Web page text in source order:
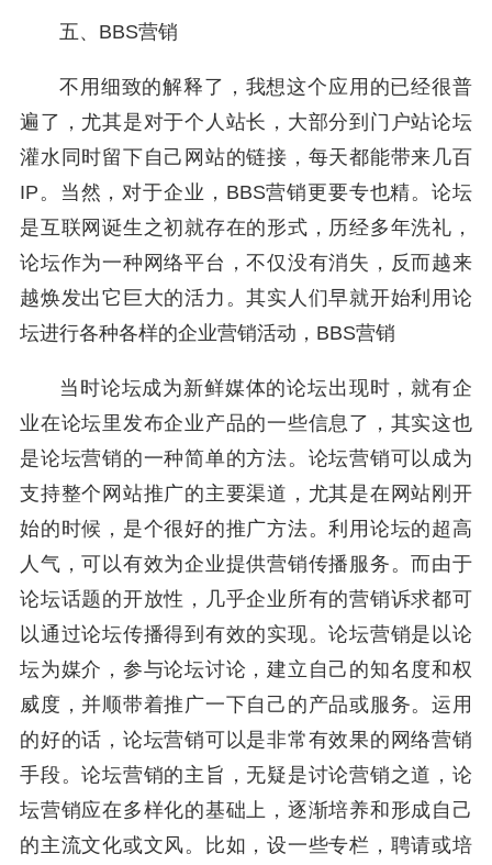
五、BBS营销
不用细致的解释了，我想这个应用的已经很普
遍了，尤其是对于个人站长，大部分到门户站论坛
灌水同时留下自己网站的链接，每天都能带来几百
IP。当然，对于企业，BBS营销更要专也精。论坛
是互联网诞生之初就存在的形式，历经多年洗礼，
论坛作为一种网络平台，不仅没有消失，反而越来
越焕发出它巨大的活力。其实人们早就开始利用论
坛进行各种各样的企业营销活动，BBS营销
当时论坛成为新鲜媒体的论坛出现时，就有企
业在论坛里发布企业产品的一些信息了，其实这也
是论坛营销的一种简单的方法。论坛营销可以成为
支持整个网站推广的主要渠道，尤其是在网站刚开
始的时候，是个很好的推广方法。利用论坛的超高
人气，可以有效为企业提供营销传播服务。而由于
论坛话题的开放性，几乎企业所有的营销诉求都可
以通过论坛传播得到有效的实现。论坛营销是以论
坛为媒介，参与论坛讨论，建立自己的知名度和权
威度，并顺带着推广一下自己的产品或服务。运用
的好的话，论坛营销可以是非常有效果的网络营销
手段。论坛营销的主旨，无疑是讨论营销之道，论
坛营销应在多样化的基础上，逐渐培养和形成自己
的主流文化或文风。比如，设一些专栏，聘请或培